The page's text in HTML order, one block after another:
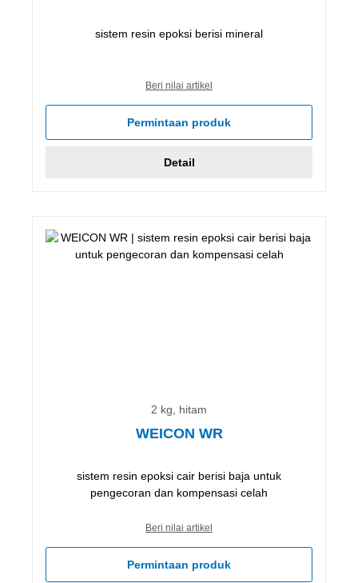
sistem resin epoksi berisi mineral
Beri nilai artikel
Permintaan produk
Detail
2 kg, hitam
WEICON WR
sistem resin epoksi cair berisi baja untuk
pengecoran dan kompensasi celah
Beri nilai artikel
Permintaan produk